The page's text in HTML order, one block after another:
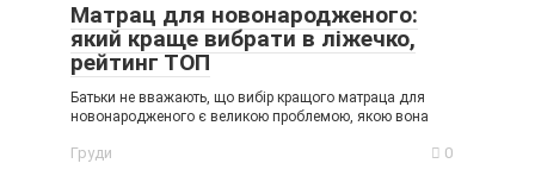
Матрац для новонародженого:
який краще вибрати в ліжечко,
рейтинг ТОП
Батьки не вважають, що вибір кращого матраца для
новонародженого є великою проблемою, якою вона
Груди 0